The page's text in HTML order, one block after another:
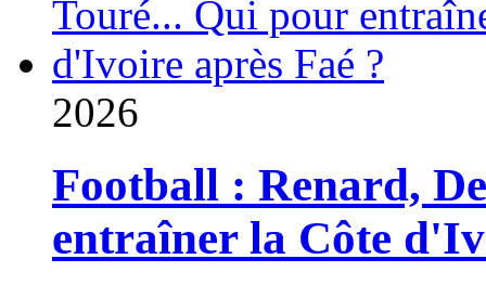
2026
Football : Renard,
entraîner la Côte